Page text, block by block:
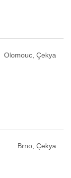
Olomouc, Çekya
Brno, Çekya